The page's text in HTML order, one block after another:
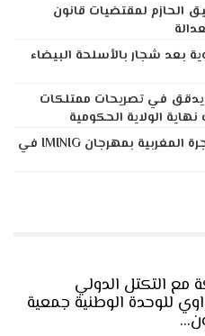
الحازم لمقتضيات قانون
بعد شجار بالأسلحة البيضاء
في تصريحات ممتلكات
نهاية الولاية الحكومية
أكادير تحتفي بقرن من الهجرة المغربية بمهرجان IMINIG في
مع التكتل الدولي
للوحدة الوطنية جمعية